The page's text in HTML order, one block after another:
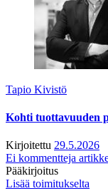
Tapio Kivistö
Kohti tuottavuuden
Kirjoitettu 29.5.2026
Ei kommentteja
Pääkirjoitus
Lisää toimitukselta